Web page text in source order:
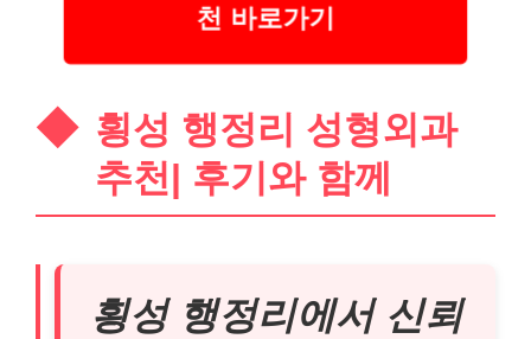
천 바로가기
횡성 행정리 성형외과
추천| 후기와 함께
횡성 행정리에서 신뢰